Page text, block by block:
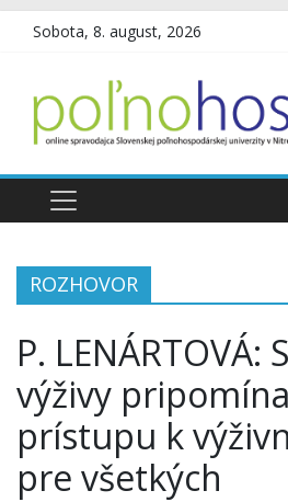
Sobota, 8. august, 2026
ROZHOVOR
P. LENÁRTOVÁ:
výživy
prístupu k
pre všetkých